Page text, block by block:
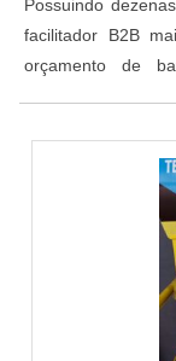
Possuindo
facilitador B2B
orçamento de